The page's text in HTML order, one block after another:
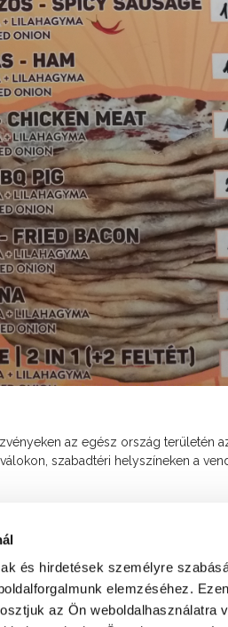
és hirdetések személyre
elemzéséhez.
az Ön weboldalhasználatra
az egész ország területén
szabadtéri helyszíneken a
NYILATKOZAT